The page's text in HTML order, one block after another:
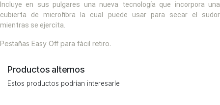
Incluye en sus pulgares una nueva tecnología que incorpora una
cubierta de microfibra la cual puede usar para secar el sudor
mientras se ejercita.
Pestañas Easy Off para fácil retiro.
Productos alternos
Estos productos podrían interesarle